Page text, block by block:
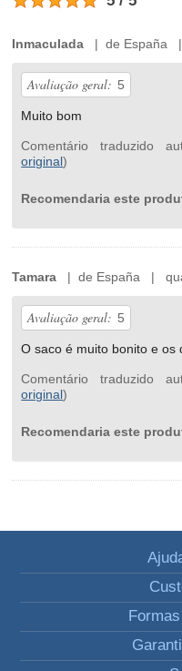
Inmaculada | de España |
Avaliação geral: 5
Muito bom
Comentário traduzido
original)
Recomendaria este
Tamara | de España |
Avaliação geral: 5
O saco é muito bonito e os
Comentário traduzido
original)
Recomendaria este